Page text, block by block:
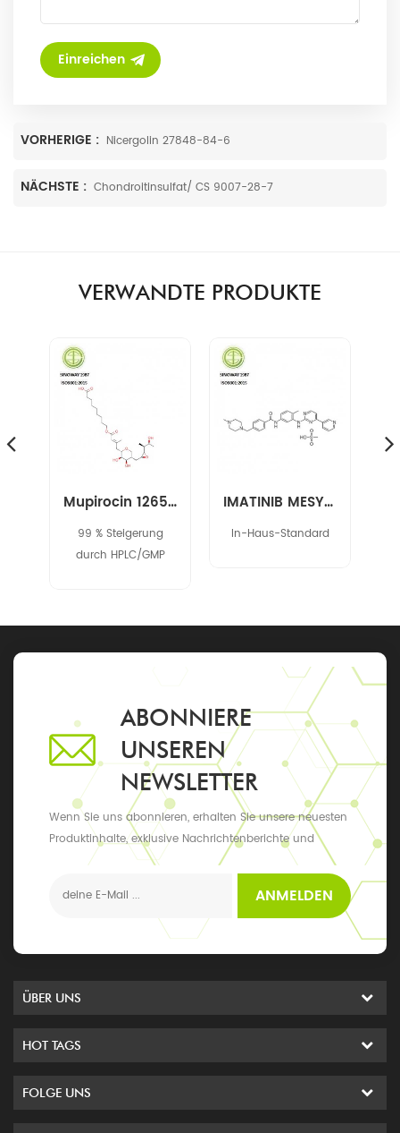
VORHERIGE : Nicergolin 27848-84-6
NÄCHSTE : Chondroitinsulfat/ CS 9007-28-7
VERWANDTE PRODUKTE
Mupirocin 12650-69-0
99 % Steigerung
durch HPLC/GMP
IMATINIB MESYLATE 220127-57-1
In-Haus-Standard
ABONNIERE
UNSEREN
NEWSLETTER
Wenn Sie uns abonnieren, erhalten Sie unsere neuesten
Produktinhalte, exklusive Nachrichtenberichte und
Updates sowie die neuesten lokalen Ereignisse
ANMELDEN
ÜBER UNS
HOT TAGS
FOLGE UNS